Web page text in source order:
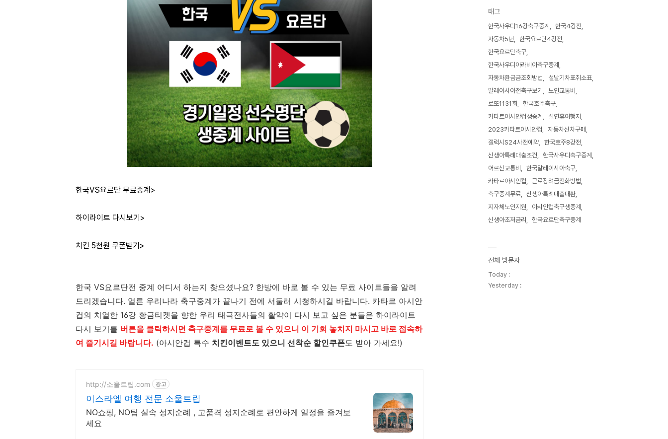
한국VS요르단 무료중계>
하이라이트 다시보기>
치킨 5천원 쿠폰받기>
한국 VS요르단전 중계 어디서 하는지 찾으셨나요? 한방에 바로 볼 수 있는 무료 사이트들을 알려
드리겠습니다. 얼른 우리나라 축구중계가 끝나기 전에 서둘러 시청하시길 바랍니다. 카타르 아시안
컵의 치열한 16강 황금티켓을 향한 우리 태극전사들의 활약이 다시 보고 싶은 분들은 하이라이트
다시 보기를 버튼을 클릭하시면 축구중계를 무료로 볼 수 있으니 이 기회 놓치지 마시고 바로 접속하
여 즐기시길 바랍니다. (아시안컵 특수 치킨이벤트도 있으니 선착순 할인쿠폰도 받아 가세요!)
http://소울트립.com 광고
이스라엘 여행 전문 소울트립
NO쇼핑, NO팁 실속 성지순례 , 고품격 성지순례로 편안하게 일정을 즐겨보
세요
태그
한국사우디16강축구중계
한국4강전
자동차5년
한국요르단4강전
한국요르단축구
한국사우디아라비아축구중계
자동차환금금조회방법
설날기차표취소표
말레이시아전축구보기
노인교통비
로또1131회
한국호주축구
카타르아시안컵생중계
설연휴여행지
2023카타르아시안컵
자동차신차구매
갤럭시S24사전예약
한국호주8강전
신생아특례대출조건
한국사우디축구중계
어르신교통비
한국말레이시아축구
카타르아시안컵
근로장려금전화방법
축구중계무료
신생아특례대출대환
지자체노인지원
아시안컵축구생중계
신생아초저금리
한국요르단축구중계
전체 방문자
Today :
Yesterday :